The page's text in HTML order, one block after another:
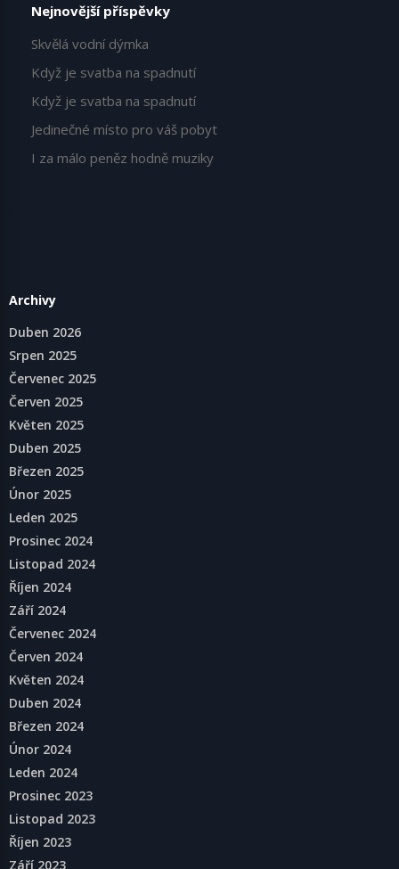
Nejnovější příspěvky
Skvělá vodní dýmka
Když je svatba na spadnutí
Když je svatba na spadnutí
Jedinečné místo pro váš pobyt
I za málo peněz hodně muziky
Archivy
Duben 2026
Srpen 2025
Červenec 2025
Červen 2025
Květen 2025
Duben 2025
Březen 2025
Únor 2025
Leden 2025
Prosinec 2024
Listopad 2024
Říjen 2024
Září 2024
Červenec 2024
Červen 2024
Květen 2024
Duben 2024
Březen 2024
Únor 2024
Leden 2024
Prosinec 2023
Listopad 2023
Říjen 2023
Září 2023